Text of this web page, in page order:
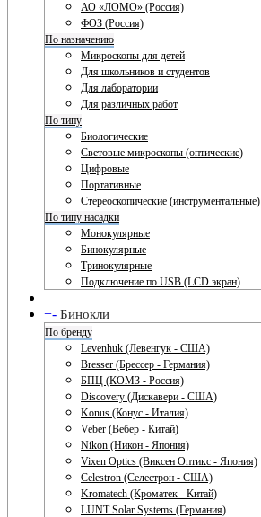
АО «ЛОМО» (Россия)
ФОЗ (Россия)
По назначению
Микроскопы для детей
Для школьников и студентов
Для лаборатории
Для различных работ
По типу
Биологические
Световые микроскопы (оптические)
Цифровые
Портативные
Стереоскопические (инструментальные)
По типу насадки
Монокулярные
Бинокулярные
Тринокулярные
Подключение по USB (LCD экран)
+- Бинокли
По бренду
Levenhuk (Левенгук - США)
Bresser (Брессер - Германия)
БПЦ (КОМЗ - Россия)
Discovery (Дискавери - США)
Konus (Конус - Италия)
Veber (Вебер - Китай)
Nikon (Никон - Япония)
Vixen Optics (Виксен Оптикс - Япония)
Celestron (Селестрон - США)
Kromatech (Кроматек - Китай)
LUNT Solar Systems (Германия)